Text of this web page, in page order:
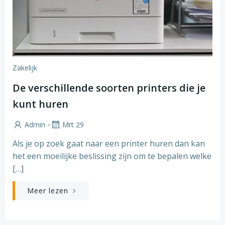
Zakelijk
De verschillende soorten printers die je
kunt huren
Admin - Mrt 29
Als je op zoek gaat naar een printer huren dan kan
het een moeilijke beslissing zijn om te bepalen welke
[…]
Meer lezen